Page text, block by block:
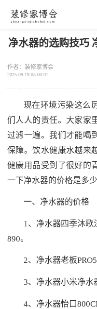
净水器的选购技巧
作者：装修家博会
2025-09-19 05:00:01
现在环境污染这么
们人人的责任。大家家
过滤一遍。我们才能喝
保障。饮水健康水越来
健康用品受到了很好的
一下净水器的价格是多
一、净水器的价格
1、净水器四季沐歌
890。
2、净水器老板
3、净水器小米净水
4、净水器怡口